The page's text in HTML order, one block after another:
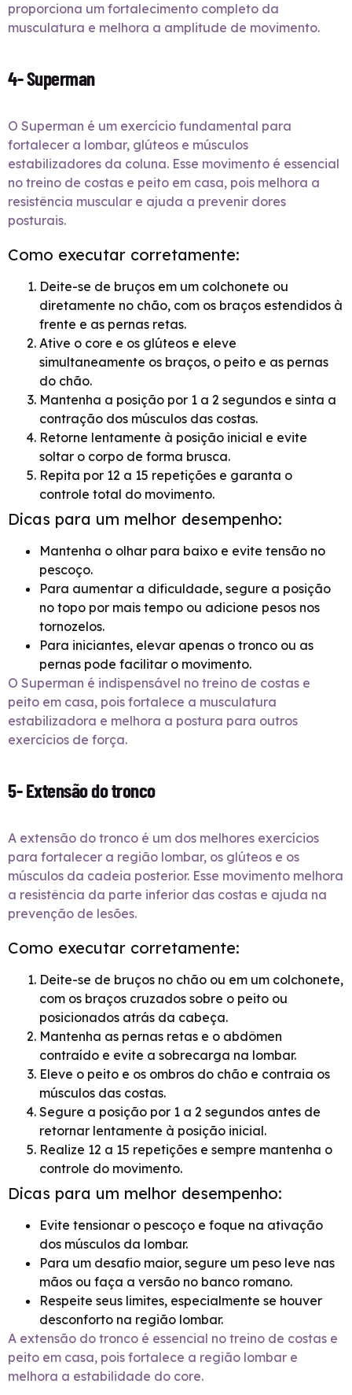
proporciona um fortalecimento completo da
musculatura e melhora a amplitude de movimento.
4- Superman
O Superman é um exercício fundamental para
fortalecer a lombar, glúteos e músculos
estabilizadores da coluna. Esse movimento é essencial
no treino de costas e peito em casa, pois melhora a
resistência muscular e ajuda a prevenir dores
posturais.
Como executar corretamente:
Deite-se de bruços em um colchonete ou
diretamente no chão, com os braços estendidos à
frente e as pernas retas.
Ative o core e os glúteos e eleve
simultaneamente os braços, o peito e as pernas
do chão.
Mantenha a posição por 1 a 2 segundos e sinta a
contração dos músculos das costas.
Retorne lentamente à posição inicial e evite
soltar o corpo de forma brusca.
Repita por 12 a 15 repetições e garanta o
controle total do movimento.
Dicas para um melhor desempenho:
Mantenha o olhar para baixo e evite tensão no
pescoço.
Para aumentar a dificuldade, segure a posição
no topo por mais tempo ou adicione pesos nos
tornozelos.
Para iniciantes, elevar apenas o tronco ou as
pernas pode facilitar o movimento.
O Superman é indispensável no treino de costas e
peito em casa, pois fortalece a musculatura
estabilizadora e melhora a postura para outros
exercícios de força.
5- Extensão do tronco
A extensão do tronco é um dos melhores exercícios
para fortalecer a região lombar, os glúteos e os
músculos da cadeia posterior. Esse movimento melhora
a resistência da parte inferior das costas e ajuda na
prevenção de lesões.
Como executar corretamente:
Deite-se de bruços no chão ou em um colchonete,
com os braços cruzados sobre o peito ou
posicionados atrás da cabeça.
Mantenha as pernas retas e o abdômen
contraído e evite a sobrecarga na lombar.
Eleve o peito e os ombros do chão e contraia os
músculos das costas.
Segure a posição por 1 a 2 segundos antes de
retornar lentamente à posição inicial.
Realize 12 a 15 repetições e sempre mantenha o
controle do movimento.
Dicas para um melhor desempenho:
Evite tensionar o pescoço e foque na ativação
dos músculos da lombar.
Para um desafio maior, segure um peso leve nas
mãos ou faça a versão no banco romano.
Respeite seus limites, especialmente se houver
desconforto na região lombar.
A extensão do tronco é essencial no treino de costas e
peito em casa, pois fortalece a região lombar e
melhora a estabilidade do core.